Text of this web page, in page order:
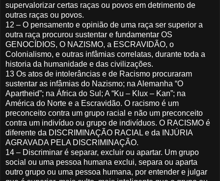
supervalorizar certas raças ou povos em detrimento de
outras raças ou povos.
12 – O pensamento e opinião de uma raça ser superior a
outra raça procurou sustentar e fundamentar OS
GENOCÍDIOS, O NAZISMO, a ESCRAVIDÃO, o
Colonialismo, e outras infâmias correlatas, durante toda a
historia da humanidade e das civilizações.
13 Os atos de intolerâncias e de Racismo procuraram
sustentar as infâmias do Nazismo; na Alemanha “O
Apartheid”; na África do Sul; A “Ku – Klux – Kan”; na
América do Norte e a Escravidão. O racismo é um
preconceito contra um grupo racial e não um preconceito
contra um indivíduo ou grupo de indivíduos. O RACISMO é
diferente da DISCRIMINAÇÃO RACIAL e da INJÚRIA
AGRAVADA PELA DISCRIMINAÇÃO.
14 – Discriminar é separar, excluir ou apartar. Um grupo
social ou uma pessoa humana exclui, separa ou aparta
outro grupo ou uma pessoa humana, por entender e julgar